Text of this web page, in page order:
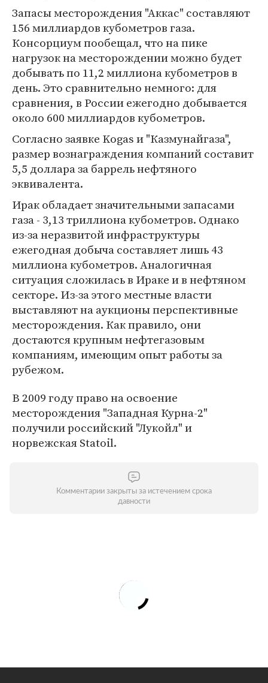
Запасы месторождения "Аккас" составляют
156 миллиардов кубометров газа.
Консорциум пообещал, что на пике
нагрузок на месторождении можно будет
добывать по 11,2 миллиона кубометров в
день. Это сравнительно немного: для
сравнения, в России ежегодно добывается
около 600 миллиардов кубометров.
Согласно заявке Kogas и "Казмунайгаза",
размер вознаграждения компаний составит
5,5 доллара за баррель нефтяного
эквивалента.
Ирак обладает значительными запасами
газа - 3,13 триллиона кубометров. Однако
из-за неразвитой инфраструктуры
ежегодная добыча составляет лишь 43
миллиона кубометров. Аналогичная
ситуация сложилась в Ираке и в нефтяном
секторе. Из-за этого местные власти
выставляют на аукционы перспективные
месторождения. Как правило, они
достаются крупным нефтегазовым
компаниям, имеющим опыт работы за
рубежом.
В 2009 году право на освоение
месторождения "Западная Курна-2"
получили российский "Лукойл" и
норвежская Statoil.
Комментарии закрыты за истечением срока
давности